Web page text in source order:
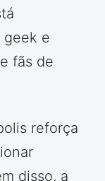
geek e
fãs de
reforça
disso, a